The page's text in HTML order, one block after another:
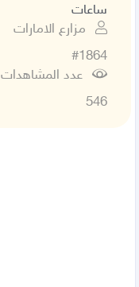
ساعات
مزارع الامارات
#1864
عدد المشاهدات
546